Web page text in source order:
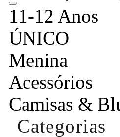
11-12 Anos
ÚNICO
Menina
Acessórios
Camisas &
Categorias